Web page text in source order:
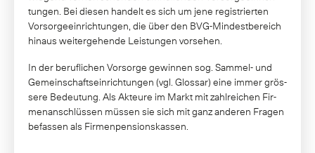
tun­gen. Bei die­sen han­delt es sich um je­ne re­gis­trier­ten
Vor­sor­ge­ein­rich­tun­gen, die über den BVG-Min­dest­be­reich
hin­aus wei­ter­ge­hen­de Leis­tun­gen vor­se­hen.
In der be­ruf­li­chen Vor­sor­ge ge­win­nen sog. Sam­mel- und
Ge­mein­schaft­sein­rich­tun­gen (vgl. Glossar) ei­ne im­mer grös­
se­re Be­deu­tung. Als Ak­teu­re im Markt mit zahl­rei­chen Fir­
men­an­schlüs­sen müs­sen sie sich mit ganz an­de­ren Fra­gen
be­fas­sen als Fir­men­pen­si­ons­kas­sen.